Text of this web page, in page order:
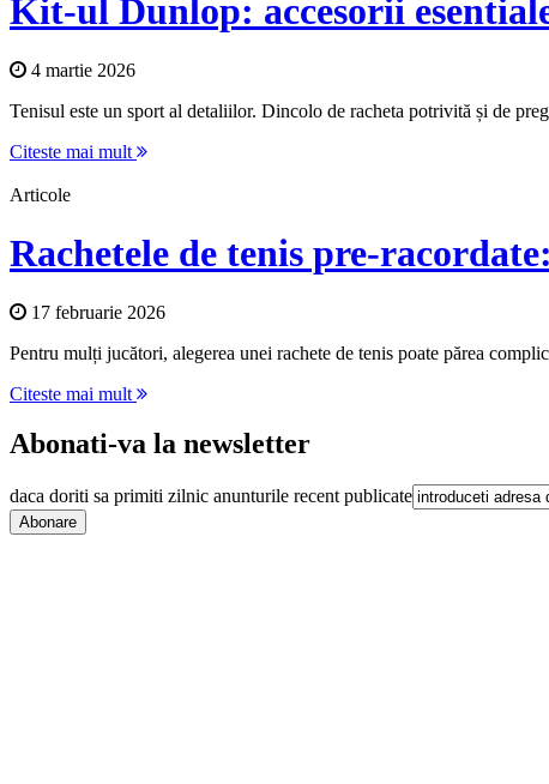
Kit-ul Dunlop: accesorii
4 martie 2026
Tenisul este un sport al detaliilor. Dincolo de racheta potrivită și de
Citeste mai mult
Articole
Rachetele de tenis pre-
17 februarie 2026
Pentru mulți jucători, alegerea unei rachete de tenis poate părea
Citeste mai mult
Abonati-va la newsletter
daca doriti sa primiti zilnic anunturile recent publicate